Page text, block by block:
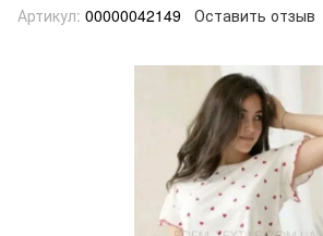
Артикул: 00000042149 Оставить отзыв